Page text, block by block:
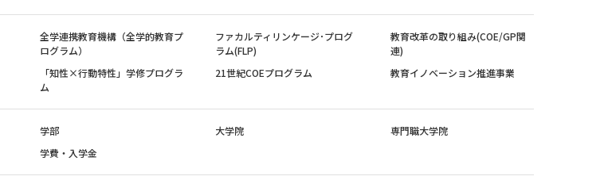
全学連携教育機構（全学的教育プ
ログラム）
ファカルティリンケージ･プログ
ラム(FLP)
教育改革の取り組み(COE/GP関
連)
「知性×行動特性」学修プログラ
ム
21世紀COEプログラム 教育イノベーション推進事業
学部 大学院
専門職大学院
学費・入学金